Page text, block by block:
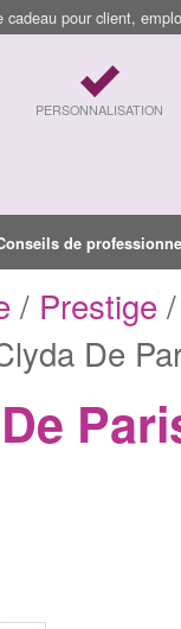
pour client,
PERSONNALISATION
de
/ Prestige
De